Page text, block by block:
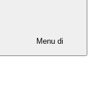
Menu di